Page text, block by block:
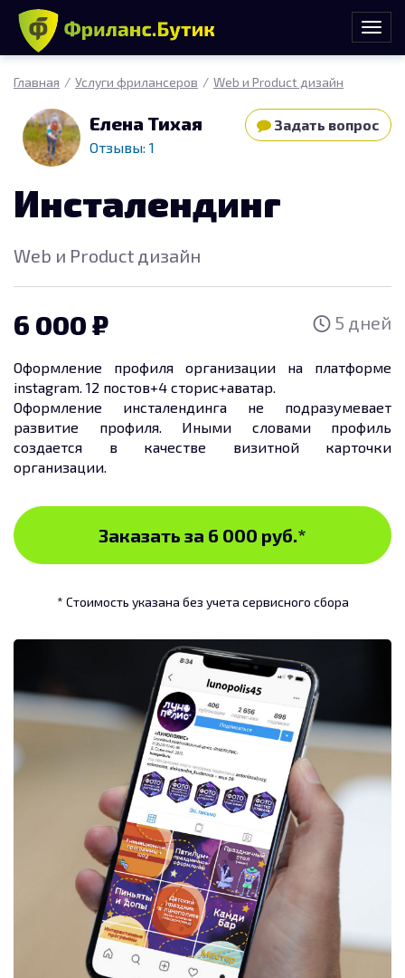
Главная Услуги фрилансеров Web и Product дизайн
Задать вопрос
Елена Тихая
Отзывы: 1
Инсталендинг
Web и Product дизайн
6 000 5 дней
Оформление профиля организации на платформе
instagram. 12 постов+4 сторис+аватар.
Оформление инсталендинга не подразумевает
развитие профиля. Иными словами профиль
создается в качестве визитной карточки
организации.
Заказать за 6 000 руб.*
* Стоимость указана без учета сервисного сбора